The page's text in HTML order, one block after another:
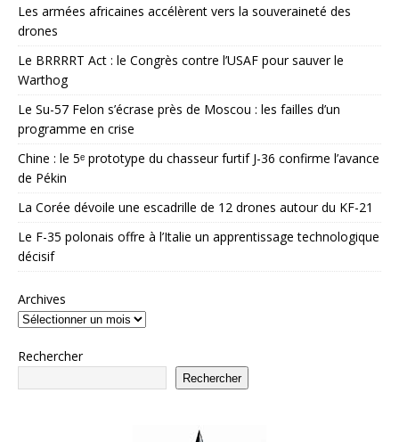
Les armées africaines accélèrent vers la souveraineté des
drones
Le BRRRRT Act : le Congrès contre l’USAF pour sauver le
Warthog
Le Su-57 Felon s’écrase près de Moscou : les failles d’un
programme en crise
Chine : le 5ᵉ prototype du chasseur furtif J-36 confirme l’avance
de Pékin
La Corée dévoile une escadrille de 12 drones autour du KF-21
Le F-35 polonais offre à l’Italie un apprentissage technologique
décisif
Archives
Rechercher
Rechercher